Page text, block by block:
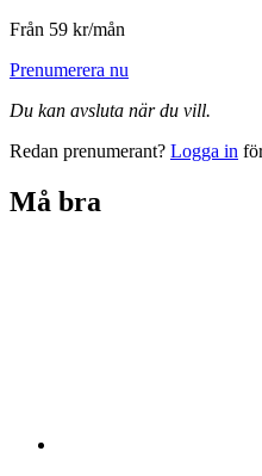
Från 59 kr/mån
Prenumerera nu
Du kan avsluta när du vill.
Redan prenumerant? Logga in
Må bra